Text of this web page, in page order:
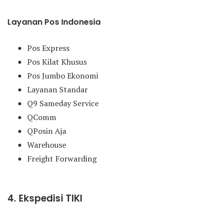
Layanan Pos Indonesia
Pos Express
Pos Kilat Khusus
Pos Jumbo Ekonomi
Layanan Standar
Q9 Sameday Service
QComm
QPosin Aja
Warehouse
Freight Forwarding
4. Ekspedisi TIKI